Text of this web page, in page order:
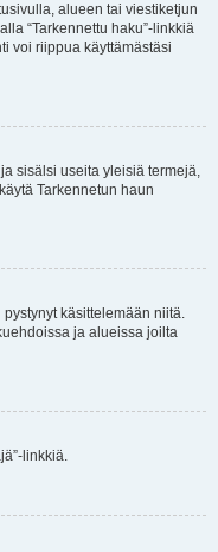
alueen tai viestiketjun
“Tarkennettu haku”-linkkiä
voi riippua käyttämästäsi
sisälsi useita yleisiä termejä,
Tarkennetun haun
käsittelemään niitä.
ja alueissa joilta
linkkiä.